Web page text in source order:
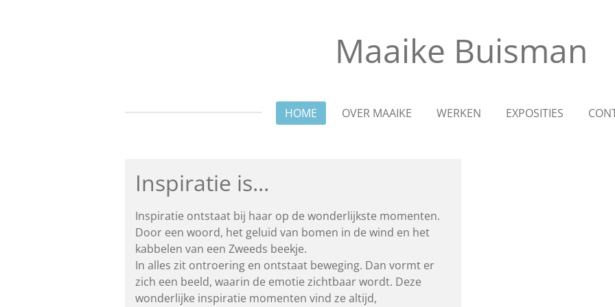
Maaike Buisman
HOME OVER MAAIKE WERKEN EXPOSITIES
Inspiratie is...
Inspiratie ontstaat bij haar op de wonderlijkste momenten.
Door een woord, het geluid van bomen in de wind en het
kabbelen van een Zweeds beekje.
In alles zit ontroering en ontstaat beweging. Dan vormt er
zich een beeld, waarin de emotie zichtbaar wordt. Deze
wonderlijke inspiratie momenten vind ze altijd,